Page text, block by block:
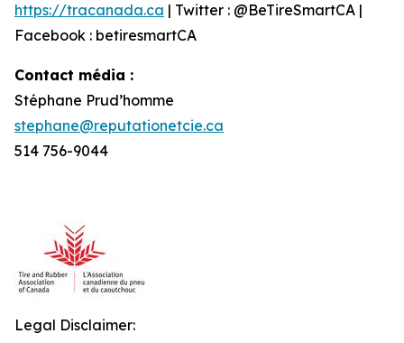
https://tracanada.ca | Twitter : @BeTireSmartCA |
Facebook : betiresmartCA
Contact média :
Stéphane Prud’homme
stephane@reputationetcie.ca
514 756-9044
Legal Disclaimer: